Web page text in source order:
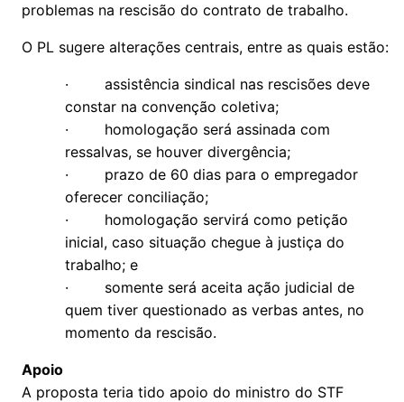
problemas na rescisão do contrato de trabalho.
O PL sugere alterações centrais, entre as quais estão:
· assistência sindical nas rescisões deve
constar na convenção coletiva;
· homologação será assinada com
ressalvas, se houver divergência;
· prazo de 60 dias para o empregador
oferecer conciliação;
· homologação servirá como petição
inicial, caso situação chegue à justiça do
trabalho; e
· somente será aceita ação judicial de
quem tiver questionado as verbas antes, no
momento da rescisão.
Apoio
A proposta teria tido apoio do ministro do STF